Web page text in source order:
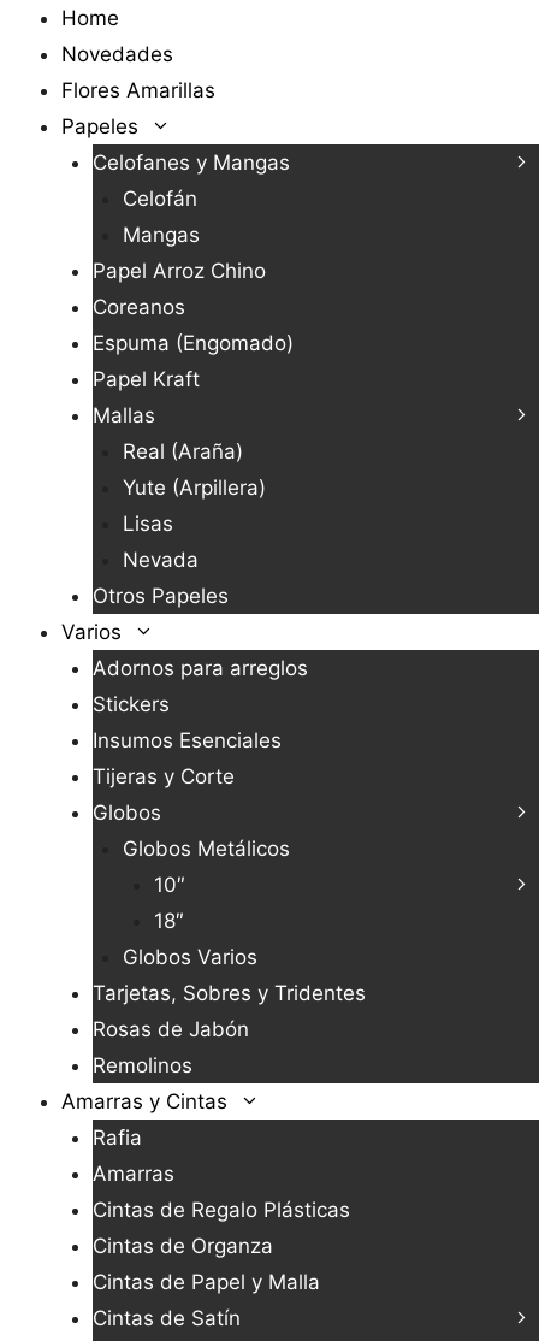
Saltar
Home
Novedades
Flores Amarillas
Papeles
Celofanes y Mangas
Celofán
Mangas
Papel Arroz Chino
Coreanos
Espuma (Engomado)
Papel Kraft
Mallas
Real (Araña)
Yute (Arpillera)
Lisas
Nevada
Otros Papeles
Varios
Adornos para arreglos
Stickers
Insumos Esenciales
Tijeras y Corte
Globos
Globos Metálicos
10″
18″
Globos Varios
Tarjetas, Sobres y Tridentes
Rosas de Jabón
Remolinos
Amarras y Cintas
Rafia
Amarras
Cintas de Regalo Plásticas
Cintas de Organza
Cintas de Papel y Malla
Cintas de Satín